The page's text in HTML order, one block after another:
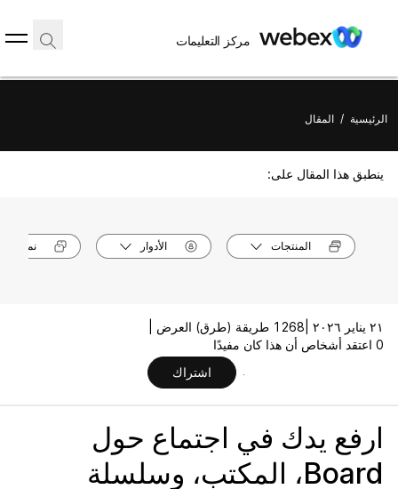
مركز التعليمات
الرئيسية / المقال
ينطبق هذا المقال على:
المنتجات الأدوار نماذج
٢١ يناير ٢٠٢٦ |
1268 طريقة (طرق) العرض |
0 اعتقد أشخاص أن هذا كان مفيدًا
اشتراك
ارفع يدك في اجتماع حول
Board، المكتب، وسلسلة